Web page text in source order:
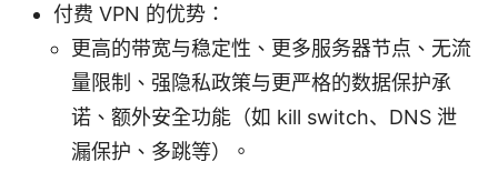
付费 VPN 的优势：
更高的带宽与稳定性、更多服务器节点、无流
量限制、强隐私政策与更严格的数据保护承
诺、额外安全功能（如 kill switch、DNS 泄
漏保护、多跳等）。